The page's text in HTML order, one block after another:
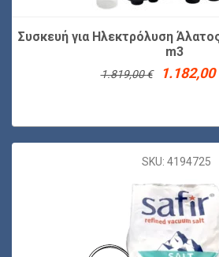
Συσκευή για Ηλεκτρόλυση
m3
1.819,00€ 1.182,00
SKU: 4194725